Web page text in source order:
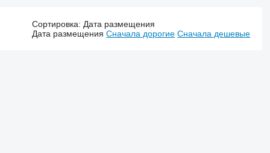
Сортировка: Дата размещения
Дата размещения Сначала дорогие Сначала дешевые